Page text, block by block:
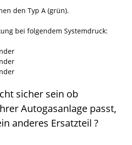
den Typ A (grün).
bei folgendem Systemdruck:
sicher sein ob
Autogasanlage passt,
anderes Ersatzteil ?